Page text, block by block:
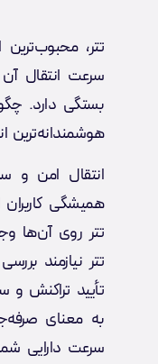
تتر،
سرعت انتقال
بستگی دارد.
هوشمندانه‌ترین
همیشگی
تتر روی آن‌ها
تتر نیازمند
تأیید تراکنش
به معنای
سرعت دارایی